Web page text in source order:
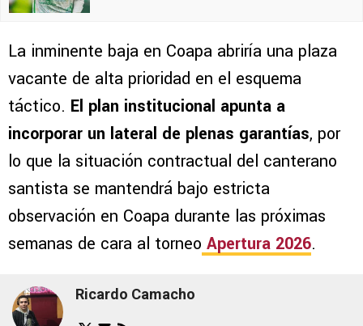
La inminente baja en Coapa abriría una plaza
vacante de alta prioridad en el esquema
táctico. El plan institucional apunta a
incorporar un lateral de plenas garantías, por
lo que la situación contractual del canterano
santista se mantendrá bajo estricta
observación en Coapa durante las próximas
semanas de cara al torneo Apertura 2026.
Ricardo Camacho